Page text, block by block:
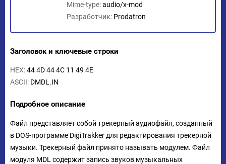
Mime-type:audio/x-mod
Разработчик: Prodatron
Заголовок и ключевые строки
HEX:44 4D 44 4C 11 49 4E
ASCII: DMDL.IN
Подробное описание
Файл представляет собой трекерный аудиофайл, созданный
в DOS-программе DigiTrakker для редактирования трекерной
музыки. Трекерный файл принято называть модулем. Файл
модуля MDL содержит запись звуков музыкальных